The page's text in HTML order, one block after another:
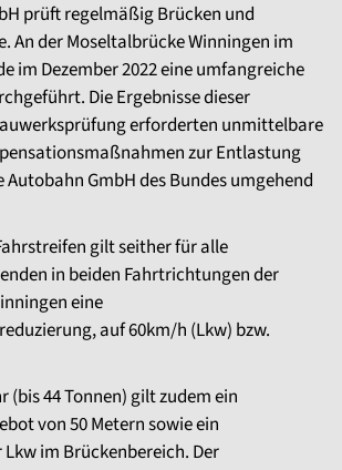
prüft regelmäßig Brücken und
An der Moseltalbrücke Winningen im
im Dezember 2022 eine umfangreiche
Die Ergebnisse dieser
erforderten unmittelbare
zur Entlastung
Autobahn GmbH des Bundes umgehend
gilt seither für alle
in beiden Fahrtrichtungen der
eine
auf 60km/h (Lkw) bzw.
(bis 44 Tonnen) gilt zudem ein
von 50 Metern sowie ein
im Brückenbereich. Der